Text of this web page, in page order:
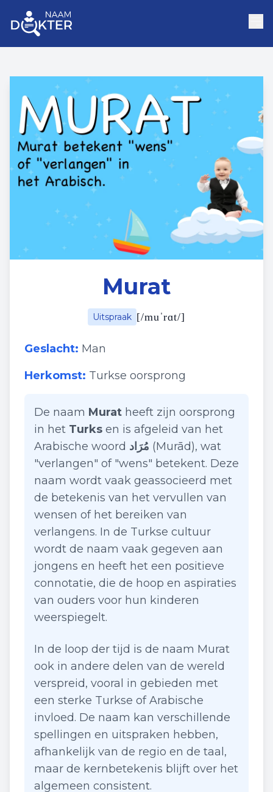
Murat
Uitspraak [/muˈrɑt/]
Geslacht: Man
Herkomst: Turkse oorsprong
De naam Murat heeft zijn oorsprong
in het Turks en is afgeleid van het
Arabische woord مُرَاد (Murād), wat
"verlangen" of "wens" betekent. Deze
naam wordt vaak geassocieerd met
de betekenis van het vervullen van
wensen of het bereiken van
verlangens. In de Turkse cultuur
wordt de naam vaak gegeven aan
jongens en heeft het een positieve
connotatie, die de hoop en aspiraties
van ouders voor hun kinderen
weerspiegelt.
In de loop der tijd is de naam Murat
ook in andere delen van de wereld
verspreid, vooral in gebieden met
een sterke Turkse of Arabische
invloed. De naam kan verschillende
spellingen en uitspraken hebben,
afhankelijk van de regio en de taal,
maar de kernbetekenis blijft over het
algemeen consistent.